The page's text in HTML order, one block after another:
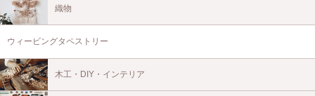
織物
ウィービングタペストリー
木工・DIY・インテリア